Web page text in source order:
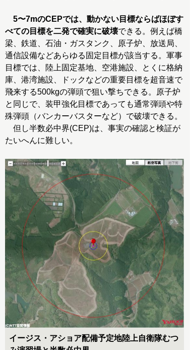
5〜7mのCEPでは、動かない目標ならばほぼす
べての目標を二発で確実に破壊できる。例えば橋
梁、鉄道、石油・ガスタンク、原子炉、放送局、
通信設備などあらゆる固定目標が該当する。軍事
目標では、陸上固定基地、空港施設、とくに格納
庫、港湾施設、ドックなどの重要目標を超音速で
飛来する500kgの弾頭で狙い撃ちできる。原子炉
と同じで、装甲強化目標であっても通常弾頭や特
殊弾頭（バンカーバスターなど）で破壊できる。
但し半数必中界(CEP)は、事実の確認と検証が
たいへんに難しい。
イージス・アショア配備予定地陸上自衛隊むつ